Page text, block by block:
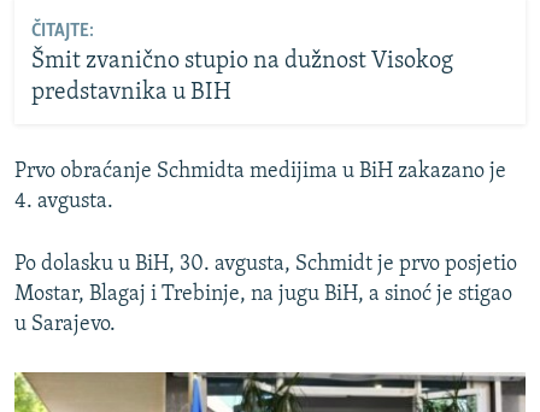
ČITAJTE:
Šmit zvanično stupio na dužnost Visokog
predstavnika u BIH
Prvo obraćanje Schmidta medijima u BiH zakazano je
4. avgusta.
Po dolasku u BiH, 30. avgusta, Schmidt je prvo posjetio
Mostar, Blagaj i Trebinje, na jugu BiH, a sinoć je stigao
u Sarajevo.